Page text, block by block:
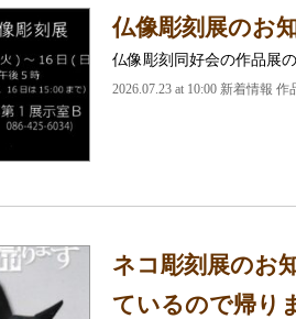
仏像彫刻展のお
仏像彫刻同好会の作品展
2026.07.23 at 10:00 新着情報
ネコ彫刻展のお
ているので帰り